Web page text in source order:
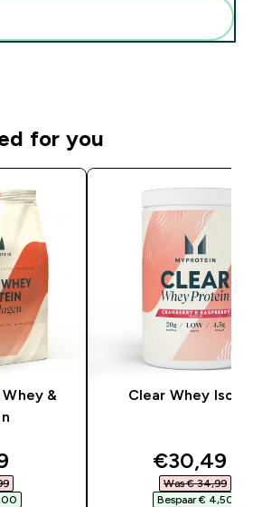
for you
&
price
Clear Whey
€30,49‎
Was € 34,99‎
Bespaar € 4,50‎